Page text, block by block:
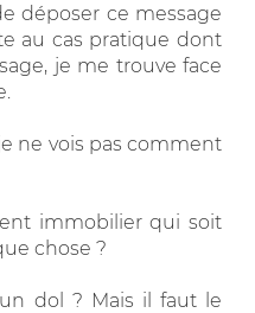
déposer ce message
au cas pratique dont
je me trouve face
ne vois pas comment
immobilier qui soit
chose ?
dol ? Mais il faut le